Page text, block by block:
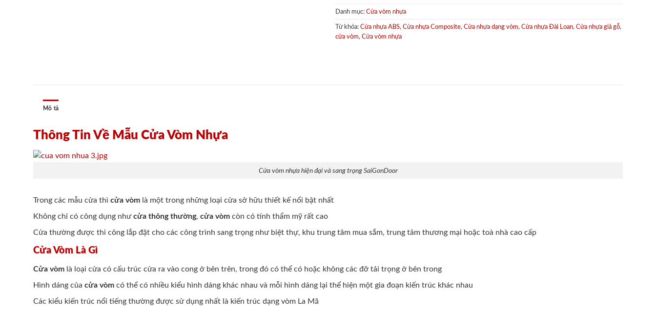
Danh mục: Cửa vòm nhựa
Từ khóa: Cửa nhựa ABS, Cửa nhựa Composite, Cửa nhựa dạng vòm, Cửa nhựa Đài Loan, Cửa nhựa giả gỗ,
cửa vòm, Cửa vòm nhựa
Mô tả
Thông Tin Về Mẫu Cửa Vòm Nhựa
Cửa vòm nhựa hiện đại và sang trọng SaiGonDoor
Trong các mẫu cửa thì cửa vòm là một trong những loại cửa sở hữu thiết kế nổi bật nhất
Không chỉ có công dụng nhưcửa thông thường, cửa vòm còn có tính thẩm mỹ rất cao
Cửa thường được thi công lắp đặt cho các công trình sang trọng như biệt thự, khu trung tâm mua sắm, trung tâm thương mại hoặc toà nhà cao cấp
Cửa Vòm Là Gì
Cửa vòm là loại cửa có cấu trúc cửa ra vào cong ở bên trên, trong đó có thể có hoặc không các đỡ tải trọng ở bên trong
Hình dáng của cửa vòm có thể có nhiều kiểu hình dáng khác nhau và mỗi hình dáng lại thể hiện một gia đoạn kiến trúc khác nhau
Các kiểu kiến trúc nổi tiếng thường được sử dụng nhất là kiến trúc dạng vòm La Mã